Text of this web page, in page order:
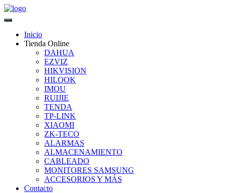
Inicio
Tienda Online
DAHUA
EZVIZ
HIKVISION
HILOOK
IMOU
RUIJIE
TENDA
TP-LINK
XIAOMI
ZK-TECO
ALARMAS
ALMACENAMIENTO
CABLEADO
MONITORES SAMSUNG
ACCESORIOS Y MÁS
Contacto